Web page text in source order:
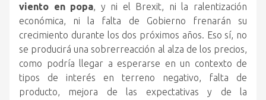
viento en popa, y ni el Brexit, ni la ralentización
económica, ni la falta de Gobierno frenarán su
crecimiento durante los dos próximos años. Eso sí, no
se producirá una sobrerreacción al alza de los precios,
como podría llegar a esperarse en un contexto de
tipos de interés en terreno negativo, falta de
producto, mejora de las expectativas y de la